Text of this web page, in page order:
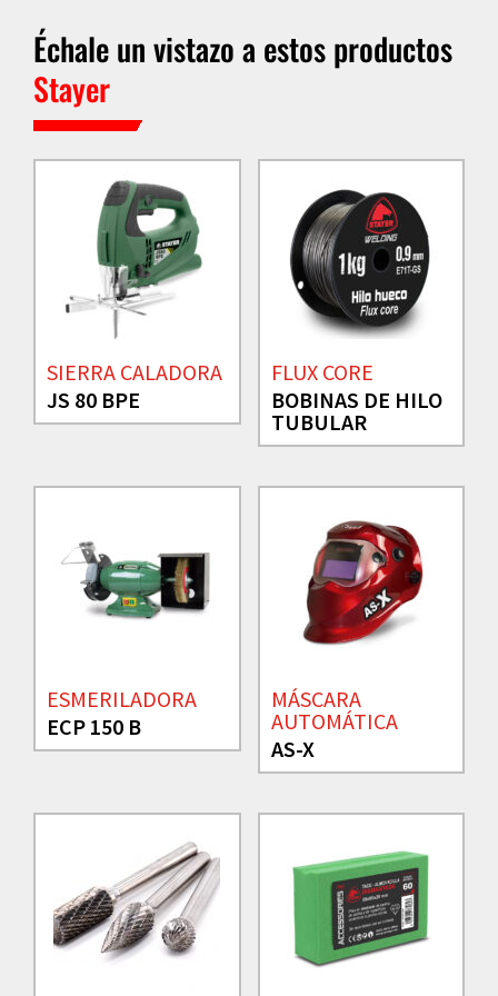
Échale un vistazo a estos productos
Stayer
SIERRA CALADORA
JS 80 BPE
FLUX CORE
BOBINAS DE HILO
TUBULAR
ESMERILADORA
ECP 150 B
MÁSCARA
AUTOMÁTICA
AS-X